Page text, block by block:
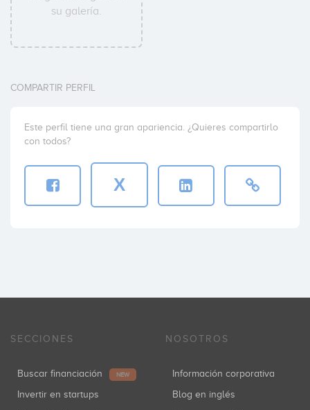
su galería.
COMPARTIR PERFIL
Este perfil tiene una gran apariencia. ¿Quieres compartirlo
con todos?
X
SECCIONES
Buscar financiación NEW
Invertir en startups
NOSOTROS
Información corporativa
Blog en inglés